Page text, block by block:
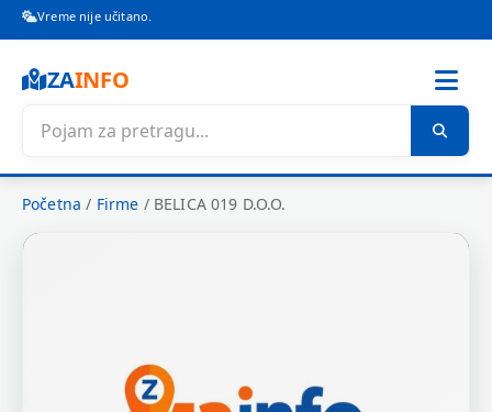
Vreme nije učitano.
ZAINFO
Početna / Firme / BELICA 019 D.O.O.